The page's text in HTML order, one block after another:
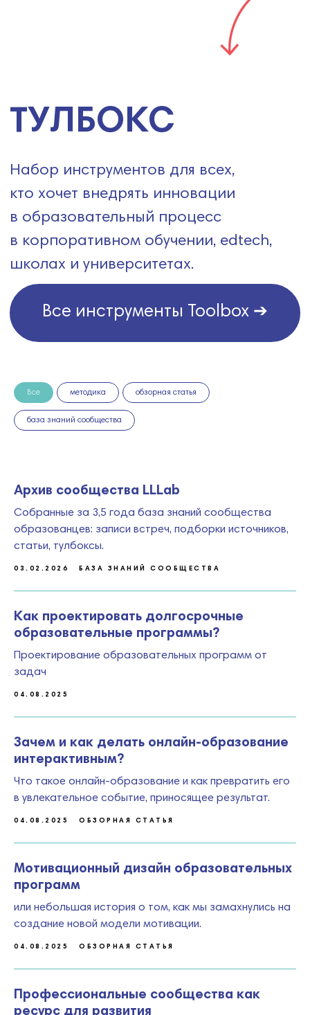
Все методика обзорная статья
база знаний сообщества
Архив сообщества LLLab
Собранные за 3,5 года база знаний сообщества
образованцев: записи встреч, подборки источников,
статьи, тулбоксы.
03.02.2026 БАЗА ЗНАНИЙ СООБЩЕСТВА
Как проектировать долгосрочные
образовательные программы?
Проектирование образовательных программ от
задач
04.08.2025
Зачем и как делать онлайн-образование
интерактивным?
Что такое онлайн-образование и как превратить его
в увлекательное событие, приносящее результат.
04.08.2025 ОБЗОРНАЯ СТАТЬЯ
Мотивационный дизайн образовательных
программ
или небольшая история о том, как мы замахнулись на
создание новой модели мотивации.
04.08.2025 ОБЗОРНАЯ СТАТЬЯ
Профессиональные сообщества как
ресурс для развития
КЕЙСЫ
конфиденциальности и
публичной
я хочу получать ежемесячную полезную
рассылку от Ренаты Гизатулиной
написать Ренате
Renata in Dialogues (ex-LLLab)